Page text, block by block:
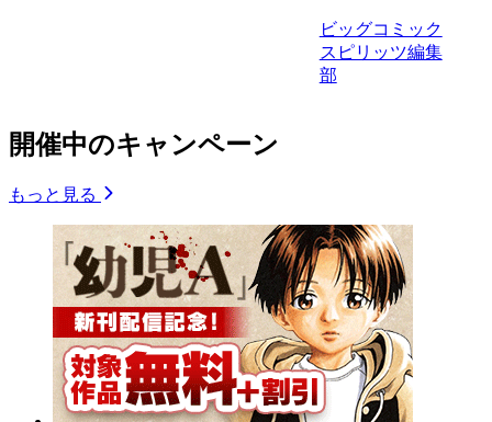
ビッグコミック
スピリッツ編集
部
開催中のキャンペーン
もっと見る